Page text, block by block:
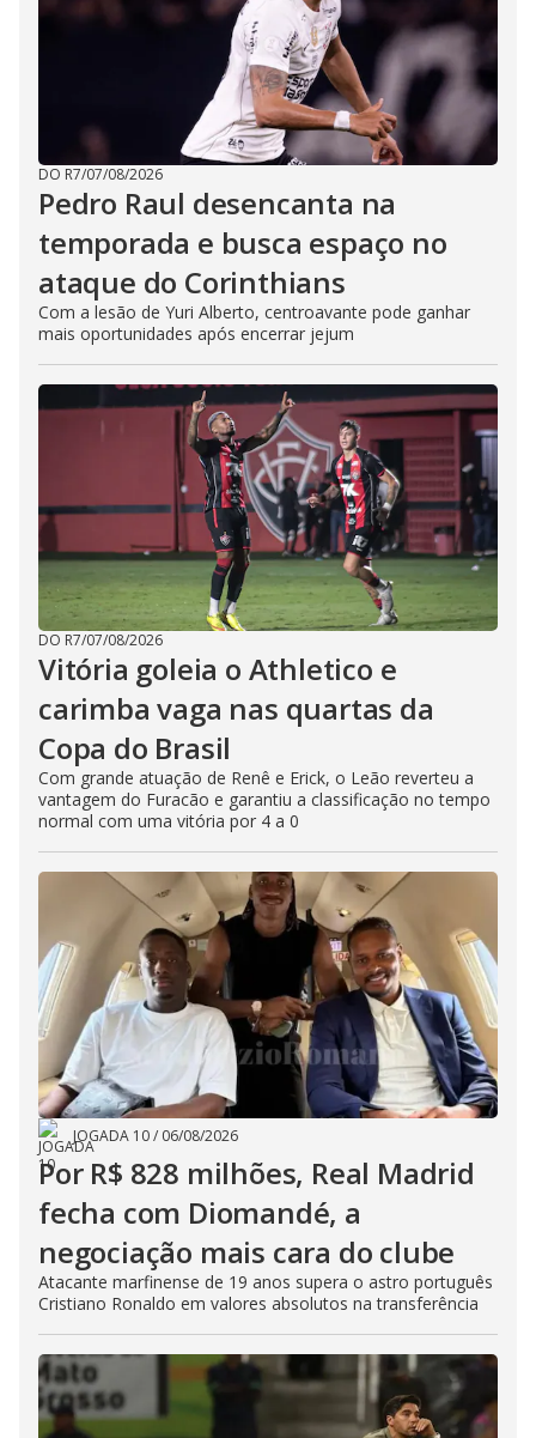
DO R7/07/08/2026
Pedro Raul desencanta na
temporada e busca espaço no
ataque do Corinthians
Com a lesão de Yuri Alberto, centroavante pode ganhar
mais oportunidades após encerrar jejum
DO R7/07/08/2026
Vitória goleia o Athletico e
carimba vaga nas quartas da
Copa do Brasil
Com grande atuação de Renê e Erick, o Leão reverteu a
vantagem do Furacão e garantiu a classificação no tempo
normal com uma vitória por 4 a 0
JOGADA 10/ 06/08/2026
Por R$ 828 milhões, Real Madrid
fecha com Diomandé, a
negociação mais cara do clube
Atacante marfinense de 19 anos supera o astro português
Cristiano Ronaldo em valores absolutos na transferência